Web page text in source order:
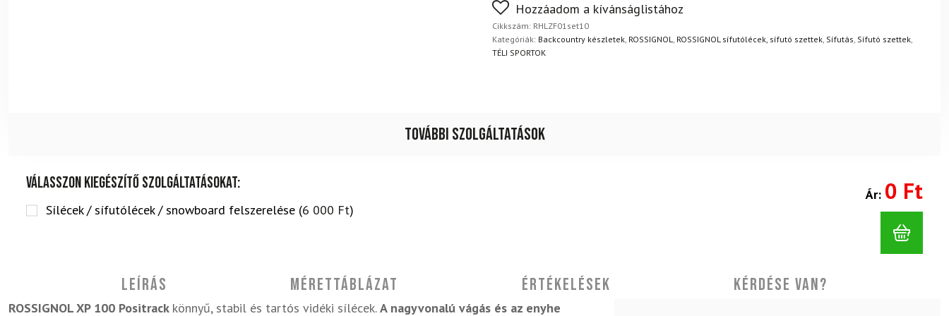
Outlander
cipő
+
rudak
Nem biztos a választásában? Semmi gond – a terméket egyszerűen visszaküldheti 14
napon belül, indoklás nélkül.
Hozzáadom a kívánságlistához
Cikkszám: RHLZF01set10
Kategóriák: Backcountry készletek, ROSSIGNOL ROSSIGNOL sífutólécek, sífutó szettek, Sífutás Sífutó szettek,
TÉLI SPORTOK
További szolgáltatások
Válasszon kiegészítő szolgáltatásokat:
Sílécek / sífutólécek / snowboard felszerelése (6 000 Ft)
Ár: 0 Ft
Leírás Mérettáblázat Értékelések Kérdése van?
ROSSIGNOL XP 100 Positrack könnyű, stabil és tartós vidéki sílécek.A nagyvonalú vágás és az enyhe